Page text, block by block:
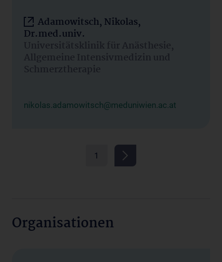
Adamowitsch, Nikolas,
Dr.med.univ.
Universitätsklinik für Anästhesie,
Allgemeine Intensivmedizin und
Schmerztherapie
nikolas.adamowitsch@meduniwien.ac.at
1
Organisationen